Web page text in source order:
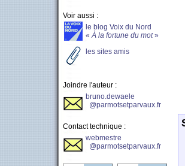
Voir aussi :
le blog Voix du Nord
« À la fortune du mot»
les sites amis
Joindre l'auteur :
bruno.dewaele
@parmotsetparvaux.fr
Contact technique :
webmestre
@parmotsetparvaux.fr